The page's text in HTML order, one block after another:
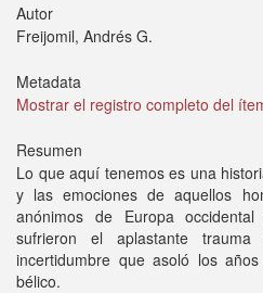
Autor
Freijomil, Andrés G.
Metadata
Mostrar el registro completo del
Resumen
Lo que aquí tenemos es una
y las emociones de aquellos
anónimos de Europa
sufrieron el aplastante
incertidumbre que asoló los
bélico.